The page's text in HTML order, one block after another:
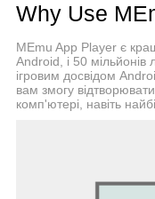
Why Use
MEmu App Player є
Android, і 50
ігровим досвідом
вам змогу
комп'ютері, навіть